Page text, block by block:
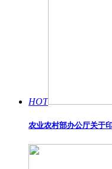
HOT
农业农村部办公厅关于